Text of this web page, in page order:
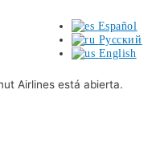
Español
Русский
English
Airlines está abierta.